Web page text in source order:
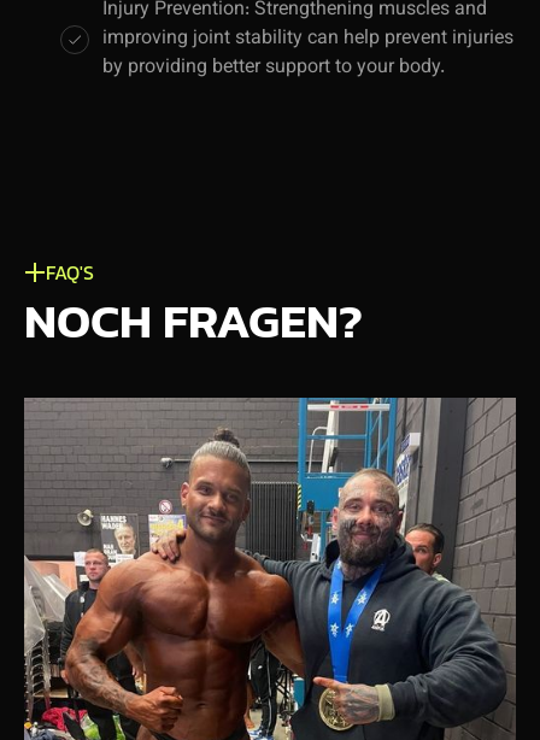
Injury Prevention: Strengthening muscles and
improving joint stability can help prevent injuries
by providing better support to your body.
FAQ'S
NOCH FRAGEN?